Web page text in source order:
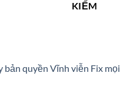
KIẾM
bản quyền Vĩnh viễn Fix mọi